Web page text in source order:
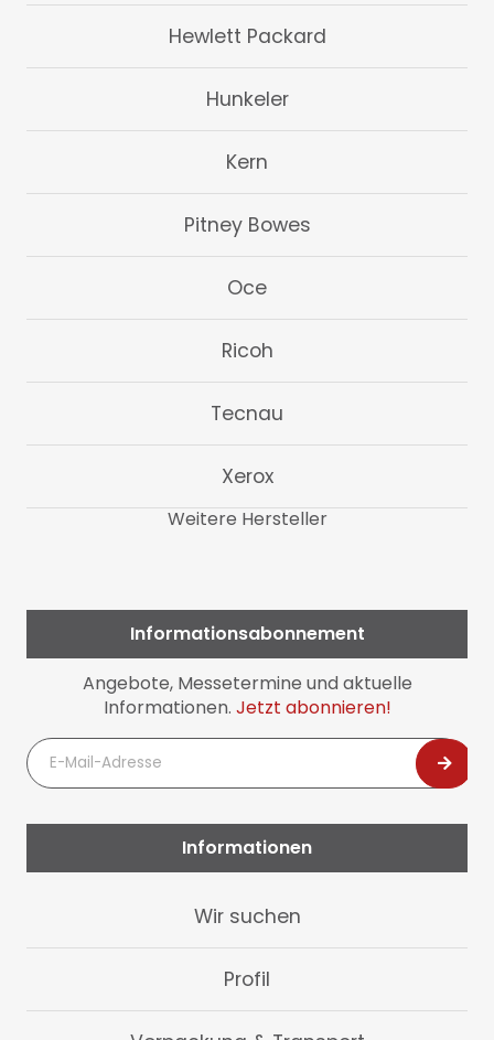
Hewlett Packard
Hunkeler
Kern
Pitney Bowes
Oce
Ricoh
Tecnau
Xerox
Weitere Hersteller
Informationsabonnement
Angebote, Messetermine und aktuelle
Informationen. Jetzt abonnieren!
E-
Mail-
Adresse
Informationen
überspringen
Wir suchen
Profil